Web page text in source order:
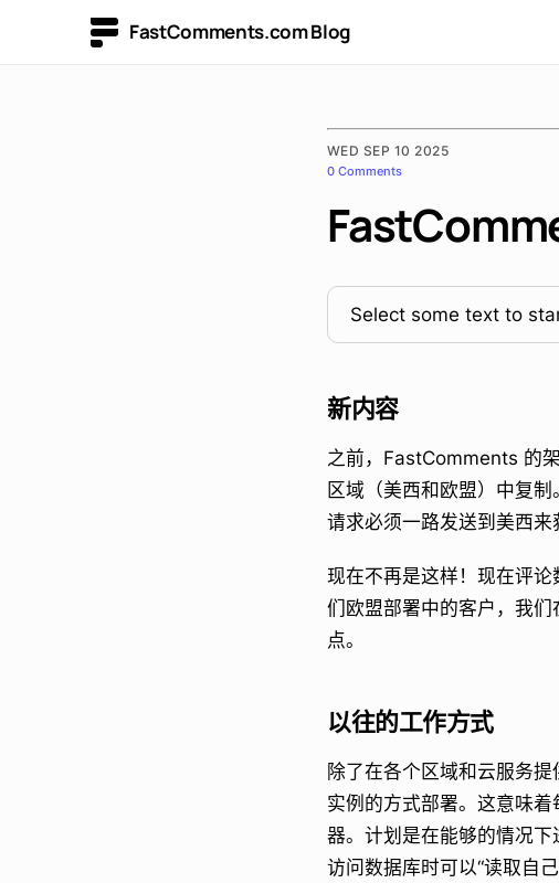
FastComments.com Blog
WED SEP 10 2025
0 Comments
Select some text to
新内容
之前，FastComments 的
区域（美西和欧盟）中复
请求必须一路发送到美西来
现在不再是这样！现在评
们欧盟部署中的客户，我
点。
以往的工作方式
除了在各个区域和云服务
实例的方式部署。这意味
器。计划是在能够的情况
访问数据库时可以“读取自